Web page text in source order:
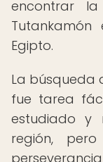
encontrar
Egipto.
La búsqueda
fue tarea
estudiado y
región,